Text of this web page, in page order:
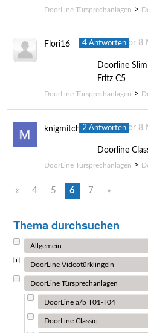
DoorLine Türsprechanlagen >
Flori16
Doorline
Fritz C5
Vor 8
4Antworten
DoorLine Türsprechanlagen >
knigmitch
Doorline
Vor 8
2Antworten
DoorLine Türsprechanlagen >
« 4 5 6 7 »
Thema durchsuchen
Allgemein
DoorLine Videotürklingeln
DoorLine Türsprechanlagen
DoorLine a/b T01-T04
DoorLine Classic